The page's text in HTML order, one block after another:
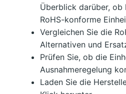
Überblick darüber,
RoHS-konforme
Vergleichen Sie die
Alternativen und
Prüfen Sie, ob die
Ausnahmeregelung
Laden Sie die